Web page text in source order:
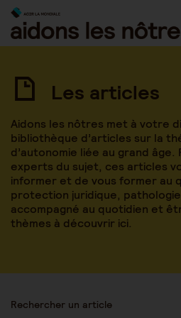
Skip
content
Les articles
Aidons les nôtres met à votre
bibliothèque d’articles sur la
d’autonomie liée au grand âge.
experts du sujet, ces articles
informer et de vous former au
protection juridique,
accompagné au quotidien et
thèmes à découvrir ici.
Rechercher un article